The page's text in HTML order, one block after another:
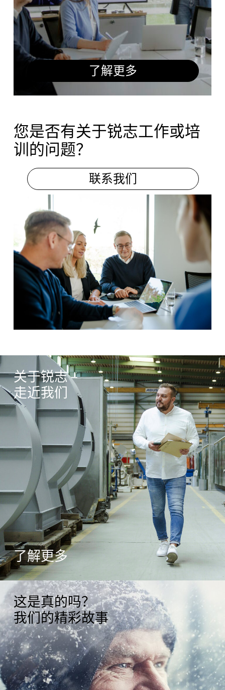
了解更多
您是否有关于锐志工作或培
训的问题？
联系我们
关于锐志 –
走近我们
了解更多
这是真的吗？
我们的精彩故事
欢迎在线提交您的咨询问题。
一般问题
改造